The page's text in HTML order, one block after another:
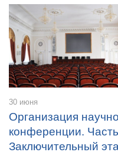
30 июня
Организация
конференции.
Заключительный